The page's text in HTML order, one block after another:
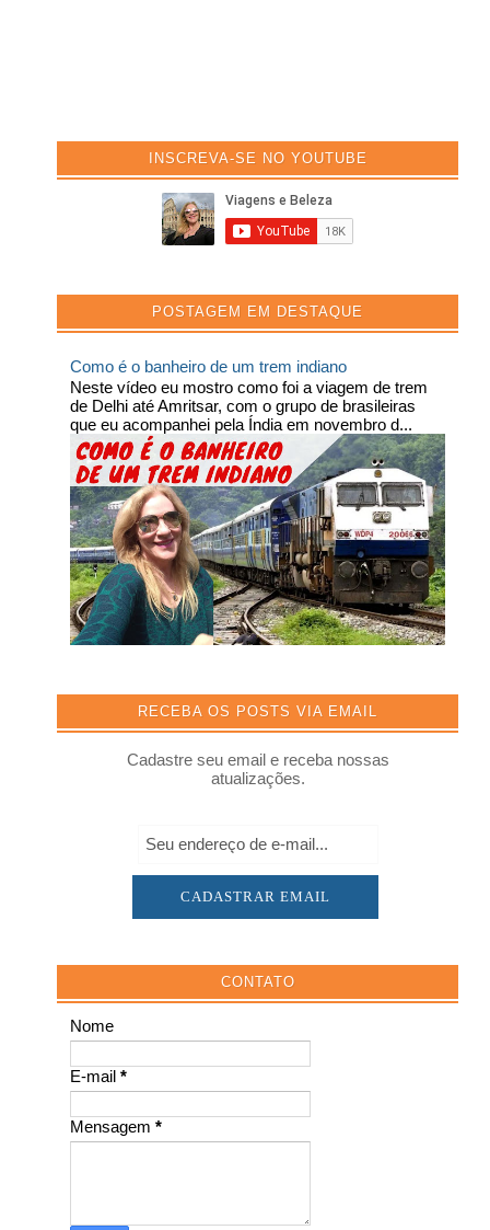
INSCREVA-SE NO YOUTUBE
POSTAGEM EM DESTAQUE
Como é o banheiro de um trem indiano
Neste vídeo eu mostro como foi a viagem de trem
de Delhi até Amritsar, com o grupo de brasileiras
que eu acompanhei pela Índia em novembro d...
RECEBA OS POSTS VIA EMAIL
Cadastre seu email e receba nossas
atualizações.
CONTATO
Nome
E-mail*
Mensagem*